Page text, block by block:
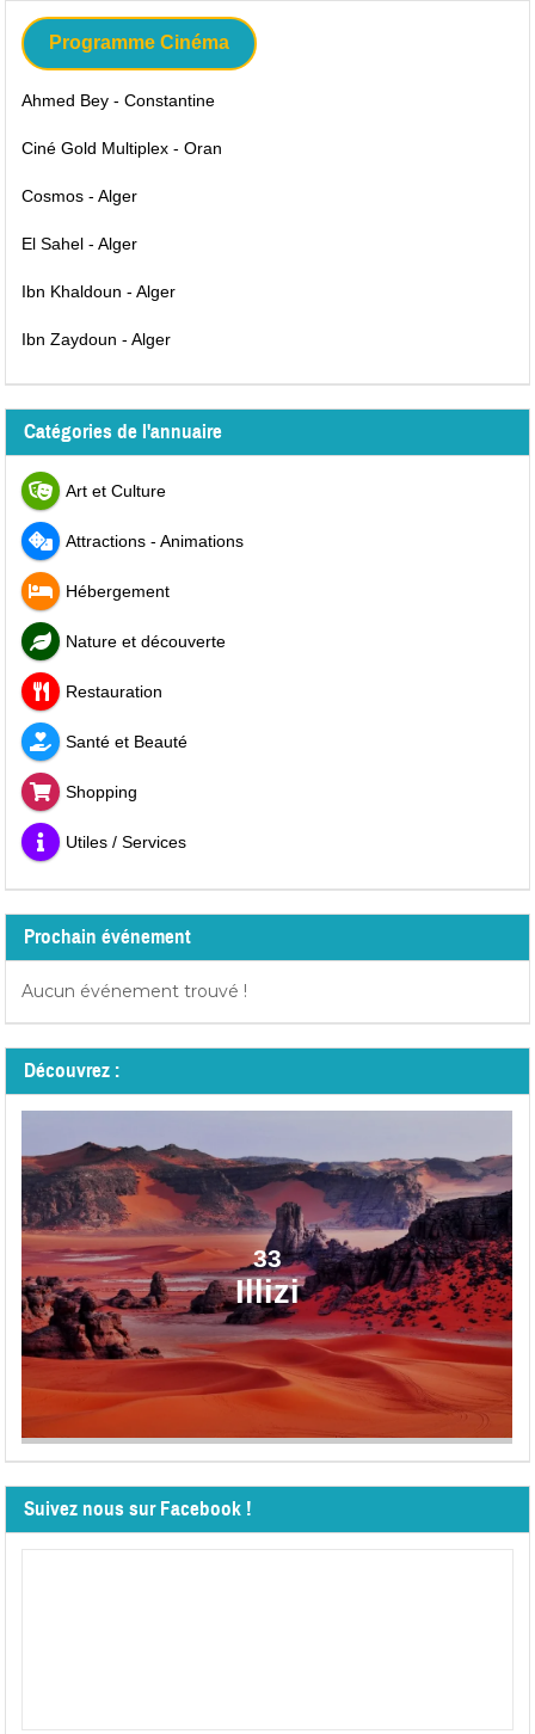
Programme Cinéma
Ahmed Bey - Constantine
Ciné Gold Multiplex - Oran
Cosmos - Alger
El Sahel - Alger
Ibn Khaldoun - Alger
Ibn Zaydoun - Alger
Catégories de l'annuaire
Art et Culture
Attractions - Animations
Hébergement
Nature et découverte
Restauration
Santé et Beauté
Shopping
Utiles / Services
Prochain événement
Aucun événement trouvé !
Découvrez :
33
Illizi
Suivez nous sur Facebook !